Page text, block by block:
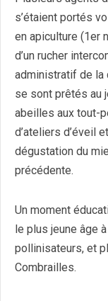
s’étaient portés
en apiculture (1er
d’un rucher
administratif de la
se sont prêtés au
abeilles aux tout-
d’ateliers d’éveil
dégustation du
précédente.
Un moment
le plus jeune âge
pollinisateurs, et
Combrailles.